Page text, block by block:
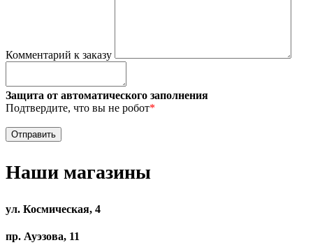
Комментарий к заказу
Защита от автоматического заполнения
Подтвердите, что вы не робот*
Наши магазины
ул. Космическая, 4
пр. Ауэзова, 11